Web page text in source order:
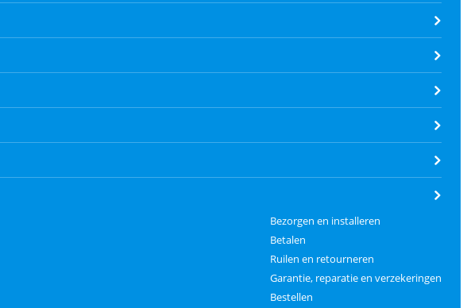
Bezorgen en installeren
Betalen
Ruilen en retourneren
Garantie, reparatie en verzekeringen
Bestellen